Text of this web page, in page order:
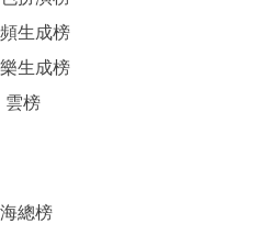
生成榜
生成榜
雲榜
總榜